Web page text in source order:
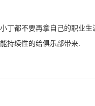
丁都不要再拿自己的职业
持续性的给俱乐部带来.